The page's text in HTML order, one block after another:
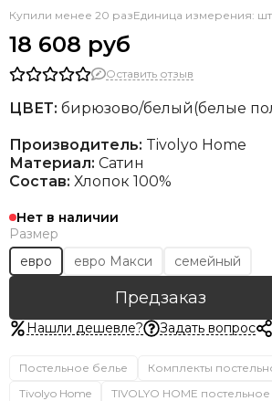
Купили менее 20 разЕдиница измерения: шт
18 608 руб
Оставить отзыв
ЦВЕТ: бирюзово/белый(белые
Производитель: Tivolyo Home
Материал: Сатин
Состав: Хлопок 100%
Нет в наличии
Размер
евро
евро Макси семейный
Предзаказ
Нашли дешевле? Задать вопрос
Постельное белье
Комплекты
Tivolyo Home
TIVOLYO HOME